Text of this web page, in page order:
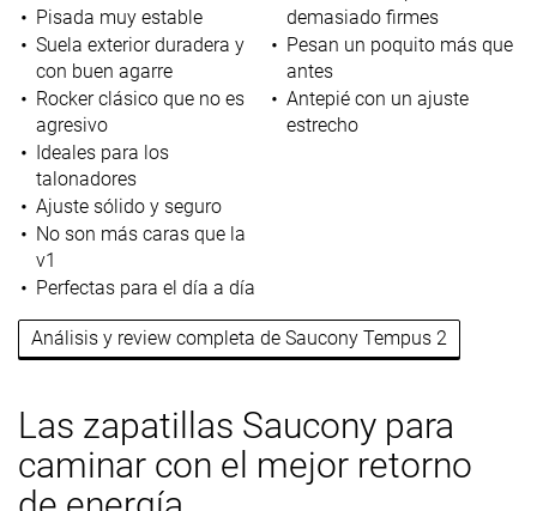
Pisada muy estable
Suela exterior duradera y
con buen agarre
Rocker clásico que no es
agresivo
Ideales para los
talonadores
Ajuste sólido y seguro
No son más caras que la
v1
Perfectas para el día a día
demasiado firmes
Pesan un poquito más que
antes
Antepié con un ajuste
estrecho
Análisis y review completa de Saucony Tempus 2
Las zapatillas Saucony para
caminar con el mejor retorno